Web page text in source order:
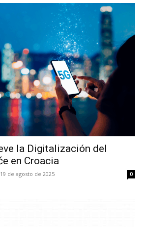
la Digitalización del
en Croacia
19 de agosto de 2025 0